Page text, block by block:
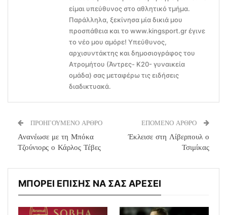
είμαι υπεύθυνος στο αθλητικό τμήμα.
Παράλληλα, ξεκίνησα μία δικιά μου
προσπάθεια και το www.kingsport.gr έγινε
το νέο μου αμόρε! Υπεύθυνος,
αρχισυντάκτης και δημοσιογράφος του
Ατρομήτου (Άντρες- Κ20- γυναικεία
ομάδα) σας μεταφέρω τις ειδήσεις
διαδικτυακά.
ΠΡΟΗΓΟΥΜΕΝΟ ΑΡΘΡΟ
Ανανέωσε με τη Μπόκα
Τζούνιορς ο Κάρλος Τέβες
ΕΠΟΜΕΝΟ ΑΡΘΡΟ
Έκλεισε στη Λίβερπουλ ο
Τσιμίκας
ΜΠΟΡΕΙ ΕΠΙΣΗΣ ΝΑ ΣΑΣ ΑΡΕΣΕΙ